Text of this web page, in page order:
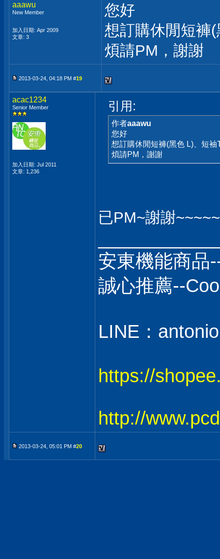
aaawu
New Member
加入日期: Apr 2009
文章: 3
您好
想訂購休閒短褲
煩請PM，謝謝
2013-03-24, 04:18 PM #19
acac1234
Senior Member
加入日期: Jul 2011
文章: 1,236
引用:
作者aaawu
您好
想訂購休閒短褲(黑色 L)、短
煩請PM，謝謝
已PM~謝謝
安東機能商品
誠心推薦--
LINE：
https://
http://
2013-03-24, 05:01 PM #20